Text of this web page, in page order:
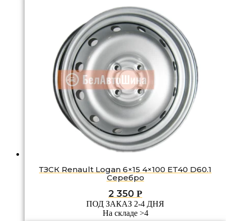
ТЗСК Renault Logan 6×15 4×100 ET40 D60.1
Серебро
2 350 Р
ПОД ЗАКАЗ 2-4 ДНЯ
На складе >4